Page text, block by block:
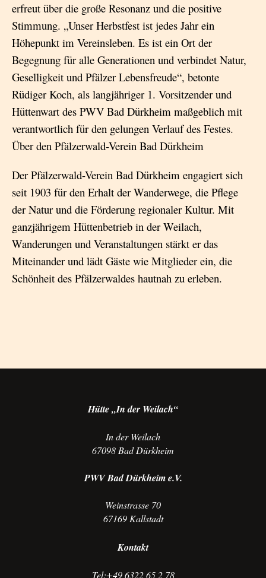
erfreut über die große Resonanz und die positive
Stimmung. „Unser Herbstfest ist jedes Jahr ein
Höhepunkt im Vereinsleben. Es ist ein Ort der
Begegnung für alle Generationen und verbindet Natur,
Geselligkeit und Pfälzer Lebensfreude“, betonte
Rüdiger Koch, als langjähriger 1. Vorsitzender und
Hüttenwart des PWV Bad Dürkheim maßgeblich mit
verantwortlich für den gelungen Verlauf des Festes.
Über den Pfälzerwald-Verein Bad Dürkheim
Der Pfälzerwald-Verein Bad Dürkheim engagiert sich
seit 1903 für den Erhalt der Wanderwege, die Pflege
der Natur und die Förderung regionaler Kultur. Mit
ganzjährigem Hüttenbetrieb in der Weilach,
Wanderungen und Veranstaltungen stärkt er das
Miteinander und lädt Gäste wie Mitglieder ein, die
Schönheit des Pfälzerwaldes hautnah zu erleben.
Hütte „In der Weilach“
In der Weilach
67098 Bad Dürkheim
PWV Bad Dürkheim e.V.
Weinstrasse 70
67169 Kallstadt
Kontakt
Tel:+49 6322 65 2 78